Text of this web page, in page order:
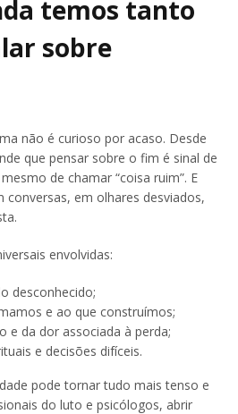
temos tanto
sobre
não é curioso por acaso. Desde
que pensar sobre o fim é sinal de
de chamar “coisa ruim”. E
conversas, em olhares desviados,
envolvidas:
desconhecido;
e ao que construímos;
e da dor associada à perda;
e decisões difíceis.
pode tornar tudo mais tenso e
do luto e psicólogos, abrir